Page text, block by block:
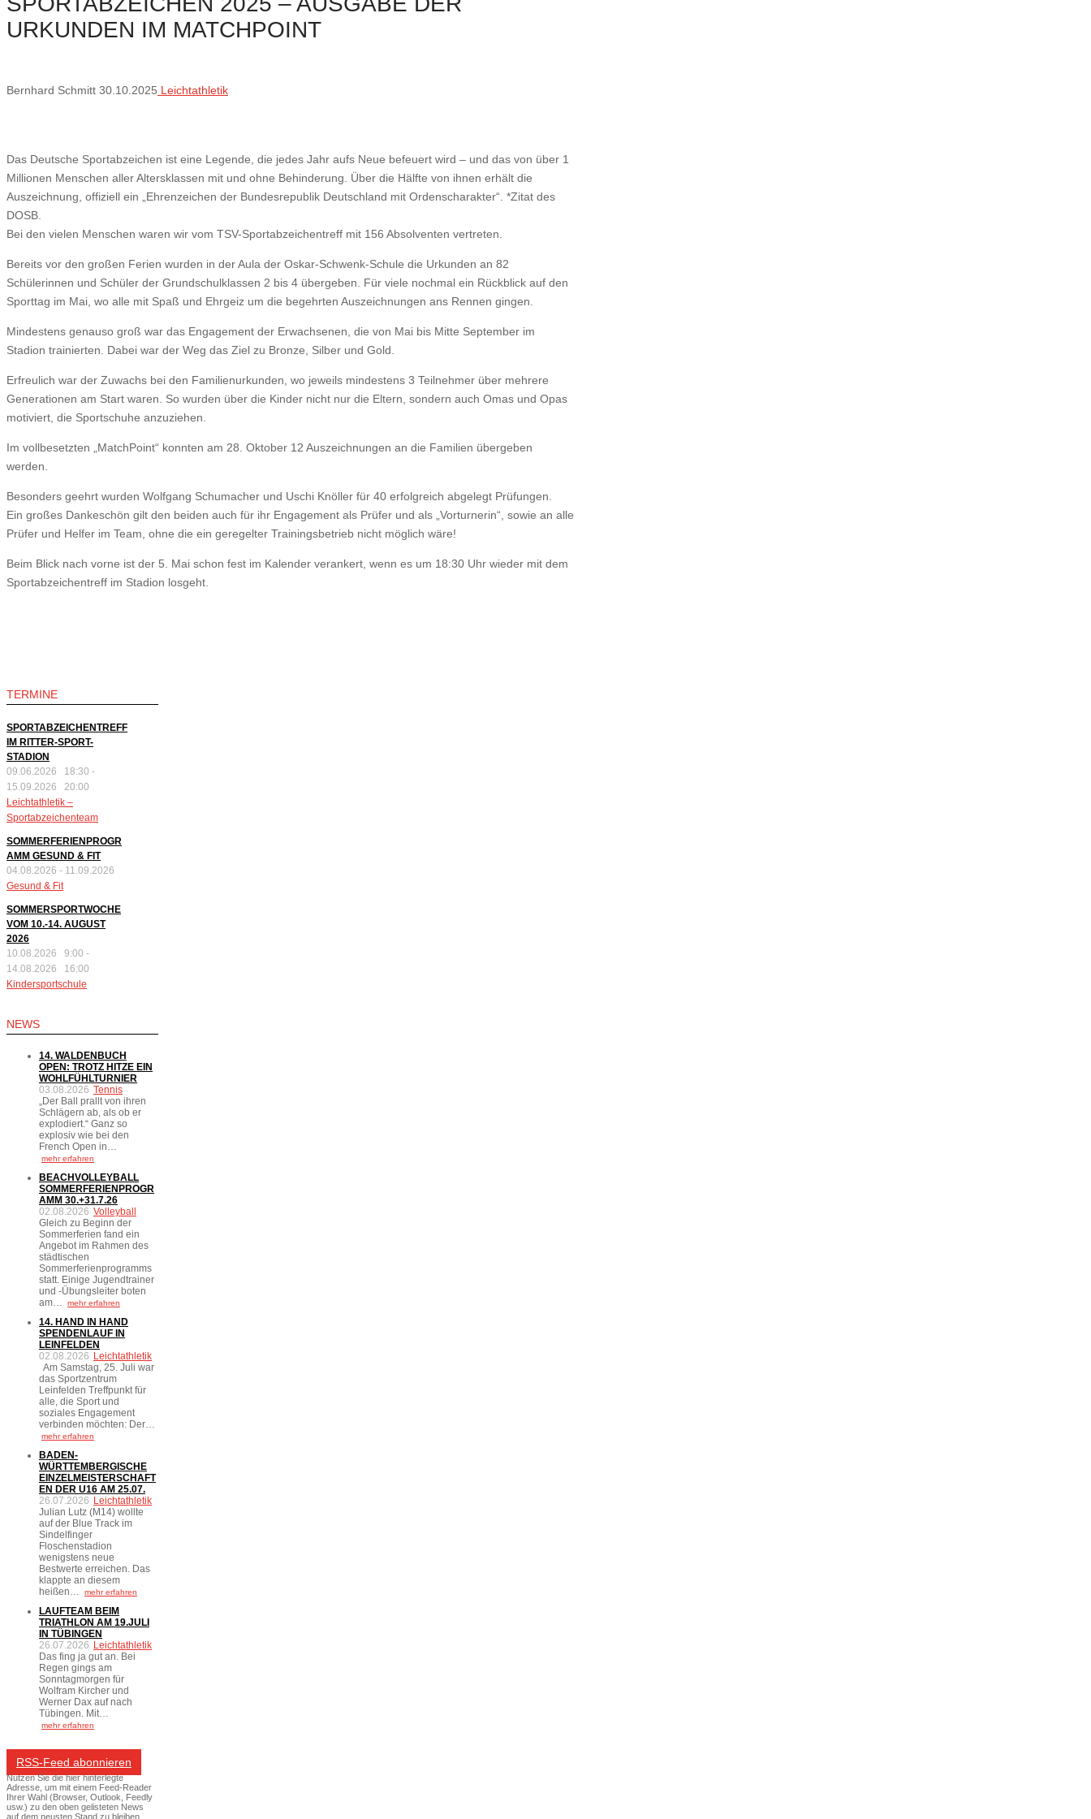
URKUNDEN IM MATCHPOINT
Bernhard Schmitt 30.10.2025 Leichtathletik
Das Deutsche Sportabzeichen ist eine Legende, die jedes Jahr aufs Neue befeuert wird – und das von über 1
Millionen Menschen aller Altersklassen mit und ohne Behinderung. Über die Hälfte von ihnen erhält die
Auszeichnung, offiziell ein „Ehrenzeichen der Bundesrepublik Deutschland mit Ordenscharakter“. *Zitat des
DOSB.
Bei den vielen Menschen waren wir vom TSV-Sportabzeichentreff mit 156 Absolventen vertreten.
Bereits vor den großen Ferien wurden in der Aula der Oskar-Schwenk-Schule die Urkunden an 82
Schülerinnen und Schüler der Grundschulklassen 2 bis 4 übergeben. Für viele nochmal ein Rückblick auf den
Sporttag im Mai, wo alle mit Spaß und Ehrgeiz um die begehrten Auszeichnungen ans Rennen gingen.
Mindestens genauso groß war das Engagement der Erwachsenen, die von Mai bis Mitte September im
Stadion trainierten. Dabei war der Weg das Ziel zu Bronze, Silber und Gold.
Erfreulich war der Zuwachs bei den Familienurkunden, wo jeweils mindestens 3 Teilnehmer über mehrere
Generationen am Start waren. So wurden über die Kinder nicht nur die Eltern, sondern auch Omas und Opas
motiviert, die Sportschuhe anzuziehen.
Im vollbesetzten „MatchPoint“ konnten am 28. Oktober 12 Auszeichnungen an die Familien übergeben
werden.
Besonders geehrt wurden Wolfgang Schumacher und Uschi Knöller für 40 erfolgreich abgelegt Prüfungen.
Ein großes Dankeschön gilt den beiden auch für ihr Engagement als Prüfer und als „Vorturnerin“, sowie an alle
Prüfer und Helfer im Team, ohne die ein geregelter Trainingsbetrieb nicht möglich wäre!
Beim Blick nach vorne ist der 5. Mai schon fest im Kalender verankert, wenn es um 18:30 Uhr wieder mit dem
Sportabzeichentreff im Stadion losgeht.
TERMINE
SPORTABZEICHENTREFF
IM RITTER-SPORT-
STADION
09.06.2026 18:30 -
15.09.2026 20:00
Leichtathletik –
Sportabzeichenteam
SOMMERFERIENPROGR
AMM GESUND & FIT
04.08.2026 - 11.09.2026
Gesund & Fit
SOMMERSPORTWOCHE
VOM 10.-14. AUGUST
2026
10.08.2026 9:00 -
14.08.2026 16:00
Kindersportschule
NEWS
14. WALDENBUCH
OPEN: TROTZ HITZE EIN
WOHLFÜHLTURNIER
03.08.2026 Tennis
„Der Ball prallt von ihren
Schlägern ab, als ob er
explodiert.“ Ganz so
explosiv wie bei den
French Open in…
mehr erfahren
BEACHVOLLEYBALL
SOMMERFERIENPROGR
AMM 30.+31.7.26
02.08.2026 Volleyball
Gleich zu Beginn der
Sommerferien fand ein
Angebot im Rahmen des
städtischen
Sommerferienprogramms
statt. Einige Jugendtrainer
und -Übungsleiter boten
am…
mehr erfahren
14. HAND IN HAND
SPENDENLAUF IN
LEINFELDEN
02.08.2026 Leichtathletik
Am Samstag, 25. Juli war
das Sportzentrum
Leinfelden Treffpunkt für
alle, die Sport und
soziales Engagement
verbinden möchten: Der…
mehr erfahren
BADEN-
WÜRTTEMBERGISCHE
EINZELMEISTERSCHAFT
EN DER U16 AM 25.07.
26.07.2026 Leichtathletik
Julian Lutz (M14) wollte
auf der Blue Track im
Sindelfinger
Floschenstadion
wenigstens neue
Bestwerte erreichen. Das
klappte an diesem
heißen…
mehr erfahren
LAUFTEAM BEIM
TRIATHLON AM 19.JULI
IN TÜBINGEN
26.07.2026 Leichtathletik
Das fing ja gut an. Bei
Regen gings am
Sonntagmorgen für
Wolfram Kircher und
Werner Dax auf nach
Tübingen. Mit…
mehr erfahren
RSS-Feed abonnieren
Nutzen Sie die hier hinterlegte
Adresse, um mit einem Feed-Reader
Ihrer Wahl (Browser, Outlook, Feedly
usw.) zu den oben gelisteten News
auf dem neusten Stand zu bleiben.